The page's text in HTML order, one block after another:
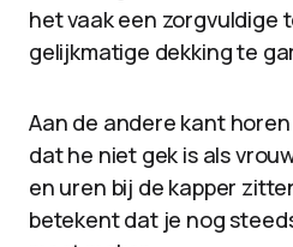
het vaak een zorgvuldige
gelijkmatige dekking te
Aan de andere kant
dat he niet gek is als
en uren bij de kapper
betekent dat je nog